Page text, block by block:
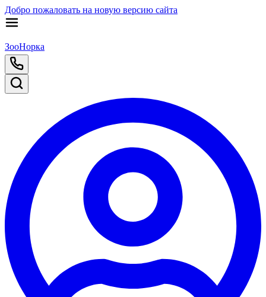
Добро пожаловать на новую версию сайта
ЗооНорка